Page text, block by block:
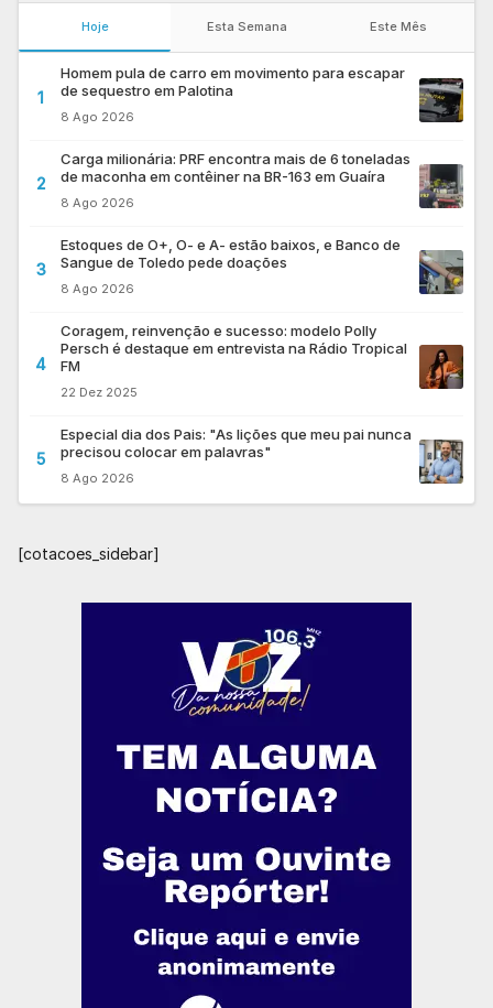
Hoje Esta Semana Este Mês
1
Homem pula de carro em movimento para escapar
de sequestro em Palotina
8 Ago 2026
2
Carga milionária: PRF encontra mais de 6 toneladas
de maconha em contêiner na BR-163 em Guaíra
8 Ago 2026
3
Estoques de O+, O- e A- estão baixos, e Banco de
Sangue de Toledo pede doações
8 Ago 2026
4
Coragem, reinvenção e sucesso: modelo Polly
Persch é destaque em entrevista na Rádio Tropical
FM
22 Dez 2025
5
Especial dia dos Pais: "As lições que meu pai nunca
precisou colocar em palavras"
8 Ago 2026
[cotacoes_sidebar]